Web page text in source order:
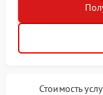
Стоимость